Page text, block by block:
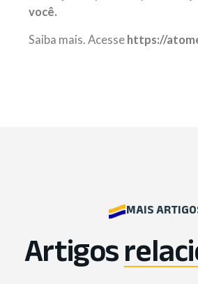
você.
Saiba mais. Acesse https://
MAIS
Artigos